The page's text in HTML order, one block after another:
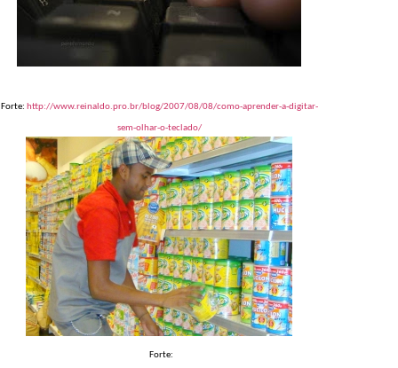
Forte: http://www.reinaldo.pro.br/blog/2007/08/08/como-aprender-a-digitar-
sem-olhar-o-teclado/
Forte: